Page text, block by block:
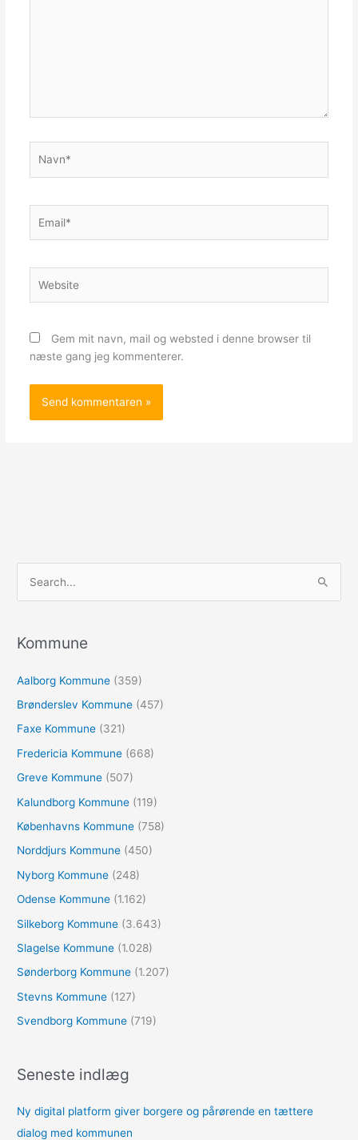
Gem mit navn, mail og websted i denne browser til
næste gang jeg kommenterer.
e
t
e
r
Kommune
Aalborg Kommune (359)
Brønderslev Kommune (457)
Faxe Kommune (321)
Fredericia Kommune (668)
Greve Kommune (507)
Kalundborg Kommune (119)
Københavns Kommune (758)
Norddjurs Kommune (450)
Nyborg Kommune (248)
Odense Kommune (1.162)
Silkeborg Kommune (3.643)
Slagelse Kommune (1.028)
Sønderborg Kommune (1.207)
Stevns Kommune (127)
Svendborg Kommune (719)
Seneste indlæg
Ny digital platform giver borgere og pårørende en tættere
dialog med kommunen